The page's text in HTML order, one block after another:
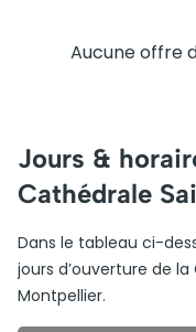
Aucune offre
Jours &
Cathédrale
Dans le tableau ci-
jours d’ouverture de
Montpellier.